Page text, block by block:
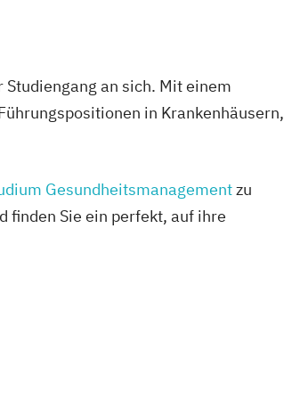
an sich. Mit einem
in Krankenhäusern,
Gesundheitsmanagementzu
finden Sie ein perfekt, auf ihre